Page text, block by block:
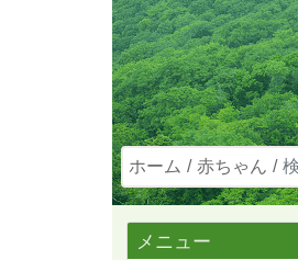
ホーム 赤ちゃん
メニュー